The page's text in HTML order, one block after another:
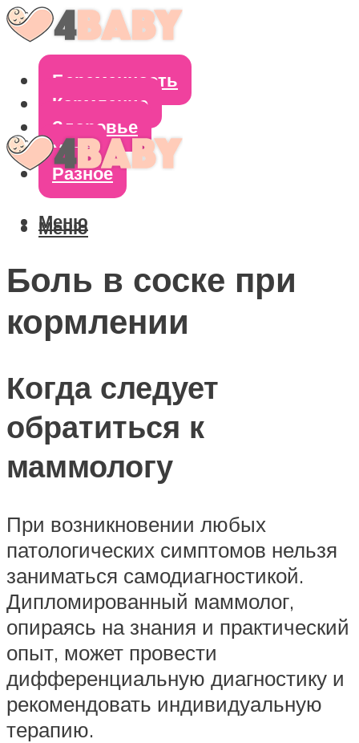
Беременность
Кормление
Здоровье
Уход
Разное
Меню
Меню
Боль в соске при
кормлении
Когда следует
обратиться к
маммологу
При возникновении любых
патологических симптомов нельзя
заниматься самодиагностикой.
Дипломированный маммолог,
опираясь на знания и практический
опыт, может провести
дифференциальную диагностику и
рекомендовать индивидуальную
терапию.